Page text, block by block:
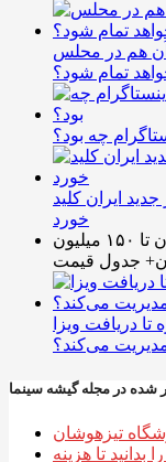
هم در محلس
تمام شود؟
چه بود؟
ایران کلید
خورد
ریزش در بازار خودرو ادامه دارد؛ از ۱۰ میلیون تا ۱۵۰ میلیون
جدول قیمت
دریافت ویزا
می‌کند؟
فیلیمو، این ۶ نکته را بدانید تا هزینه